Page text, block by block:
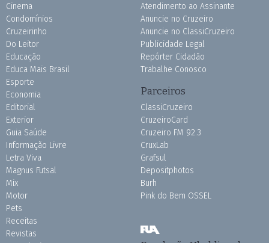
Cinema
Condomínios
Cruzeirinho
Do Leitor
Educação
Educa Mais Brasil
Esporte
Economia
Editorial
Exterior
Guia Saúde
Informação Livre
Letra Viva
Magnus Futsal
Mix
Motor
Pets
Receitas
Revistas
Atendimento ao Assinante
Anuncie no Cruzeiro
Anuncie no ClassiCruzeiro
Publicidade Legal
Repórter Cidadão
Trabalhe Conosco
Parceiros
ClassiCruzeiro
CruzeiroCard
Cruzeiro FM 92.3
CruxLab
Grafsul
Depositphotos
Burh
Pink do Bem OSSEL